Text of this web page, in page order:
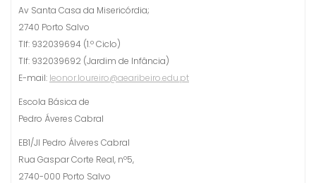
Av Santa Casa da Misericórdia;
2740 Porto Salvo
Tlf: 932039694 (1.º Ciclo)
Tlf: 932039692 (Jardim de Infância)
E-mail: leonor.loureiro@aearibeiro.edu.pt
Escola Básica de
Pedro Áveres Cabral
EB1/JI Pedro Álveres Cabral
Rua Gaspar Corte Real, nº5,
2740-000 Porto Salvo